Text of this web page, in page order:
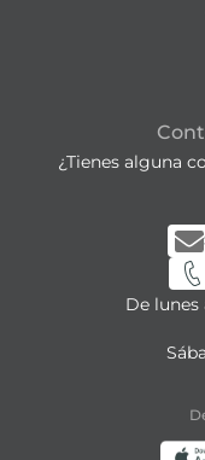
¿Tienes alguna
De lunes